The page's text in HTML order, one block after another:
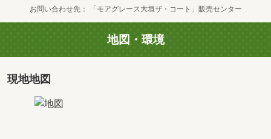
お問い合わせ先 「モアグレース大垣ザ・コート」販売センター
地図・環境
現地地図